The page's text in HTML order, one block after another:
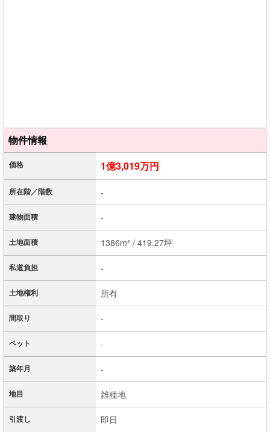
物件情報
価格 1億3,019万円
所在階／階数 -
建物面積 -
土地面積 1386m² / 419.27坪
私道負担 -
土地権利 所有
間取り -
ペット -
築年月 -
地目 雑種地
引渡し 即日